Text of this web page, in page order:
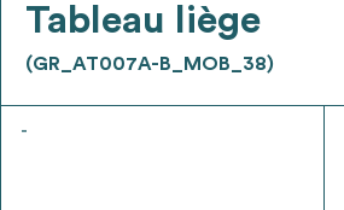
Être recontacté
stratégies
Tableau liège
(GR_AT007A-B_MOB_38)
-